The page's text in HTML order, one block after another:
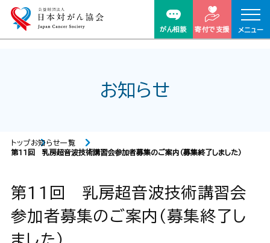
がん相談 寄付で支援 メニュー
お知らせ
トップお知らせ一覧
第11回 乳房超音波技術講習会参加者募集のご案内（募集終了しました）
第11回 乳房超音波技術講習会
参加者募集のご案内（募集終了し
ました）